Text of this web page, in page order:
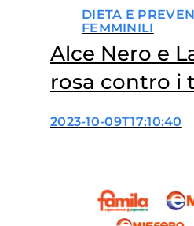
DIETA E
FEMMINILI
Alce Nero e
rosa contro i
femminili
2023-10-09T17:10:40